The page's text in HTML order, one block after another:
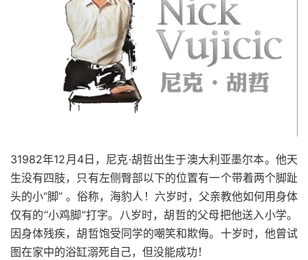
31982年12月4日，尼克·胡哲出生于澳大利亚墨尔本。他天
生没有四肢，只有左侧臀部以下的位置有一个带着两个脚趾
头的小“脚” 。俗称，海豹人！六岁时，父亲教他如何用身体
仅有的“小鸡脚”打字。八岁时，胡哲的父母把他送入小学。
因身体残疾，胡哲饱受同学的嘲笑和欺侮。十岁时，他曾试
图在家中的浴缸溺死自己，但没能成功！